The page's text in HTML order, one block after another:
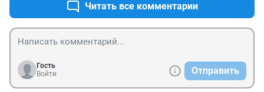
Читать все комментарии
Гость
Войти
Отправить